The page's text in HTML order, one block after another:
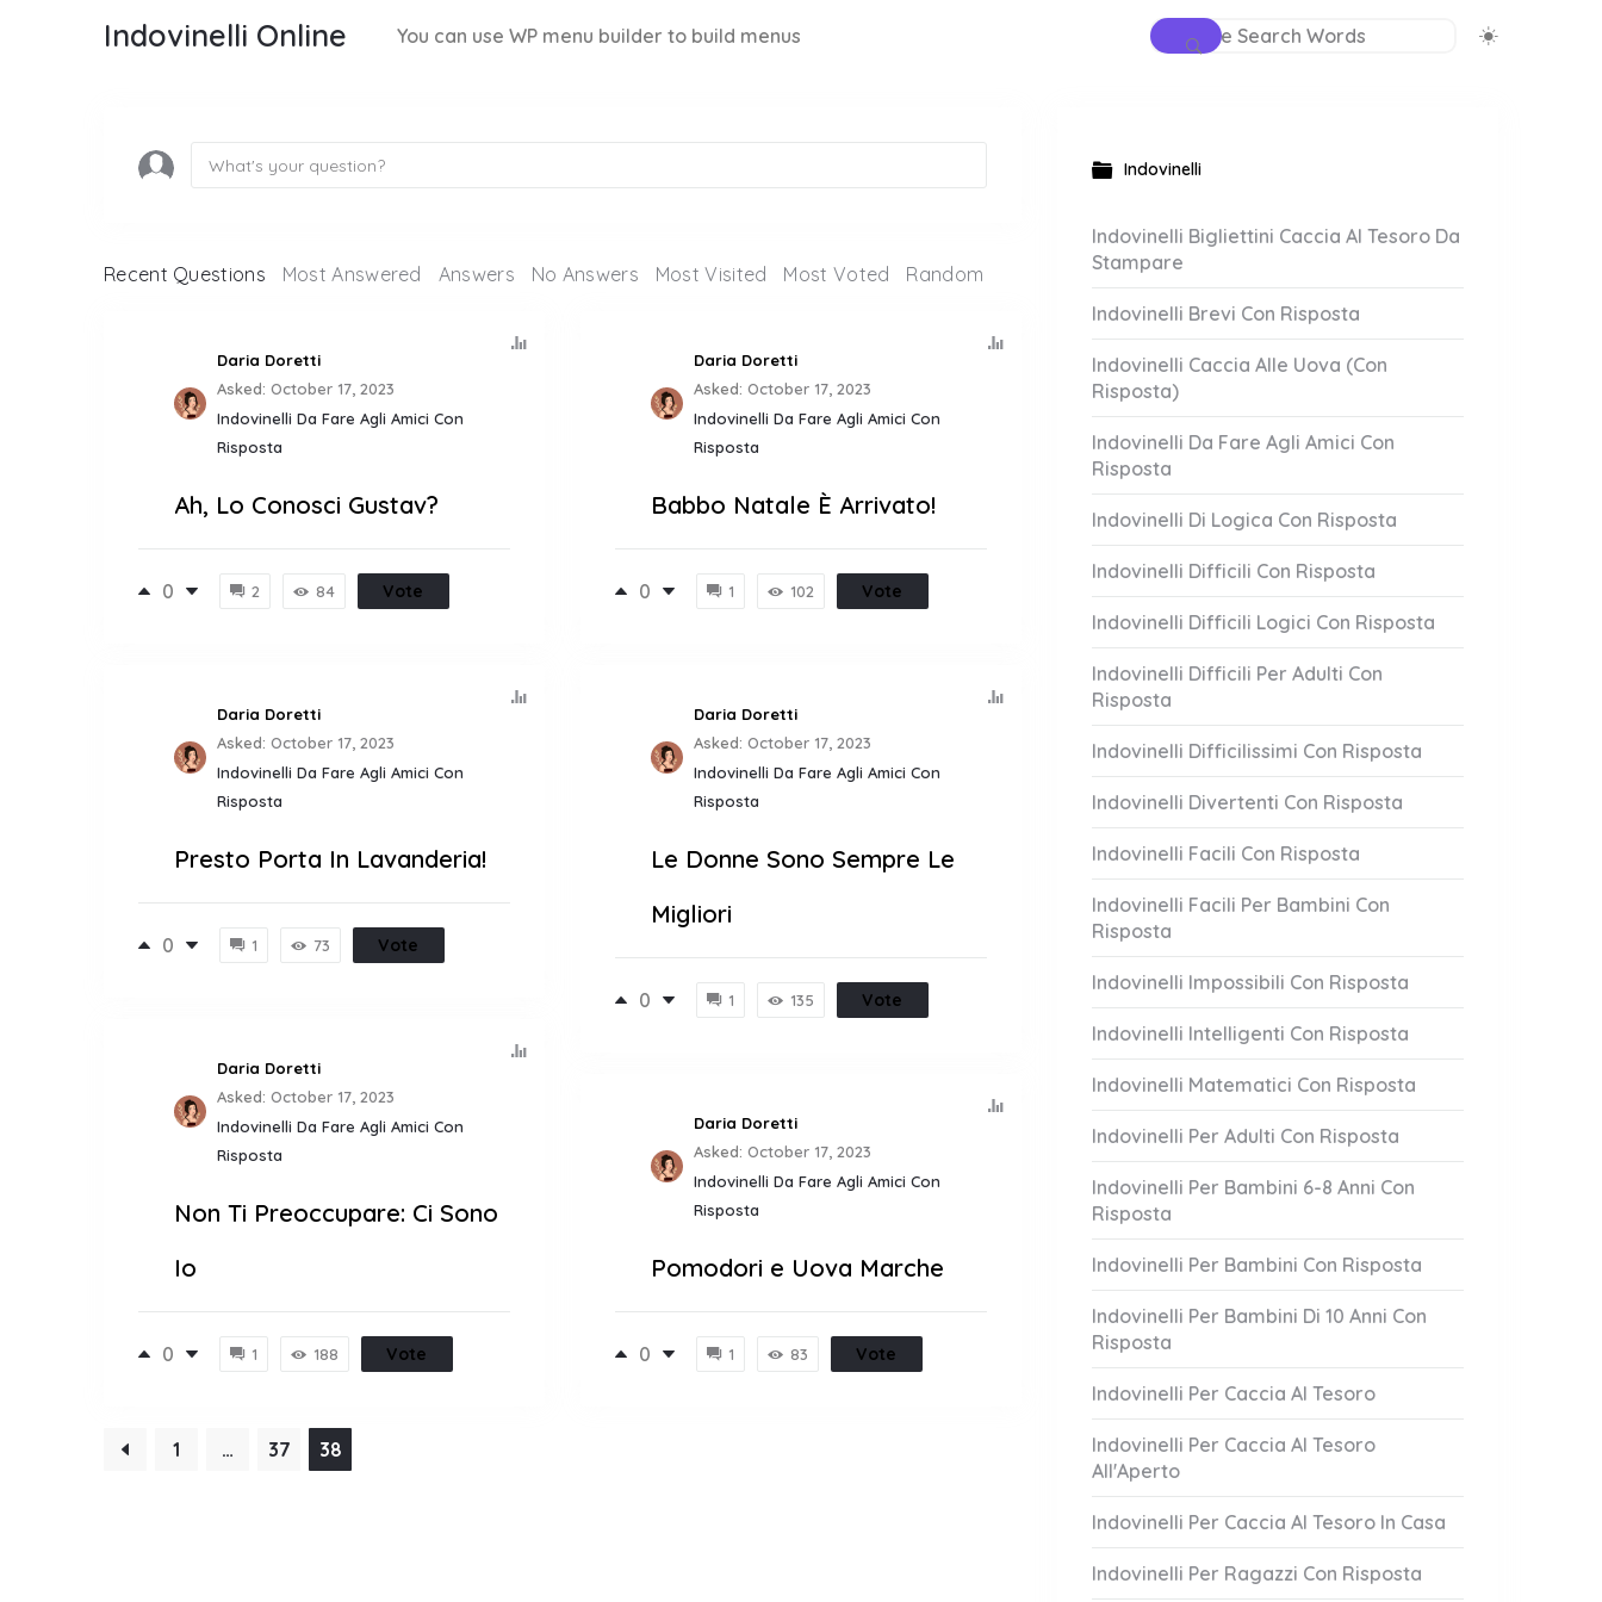
Indovinelli Online You can use WP menu builder to build menus
What's your question?
Recent Questions Most Answered Answers No Answers Most Visited Most Voted Random
Daria Doretti
Asked: October 17, 2023
Indovinelli Da Fare Agli Amici Con
Risposta
Ah, Lo Conosci Gustav?
0 2 84 Vote
Daria Doretti
Asked: October 17, 2023
Indovinelli Da Fare Agli Amici Con
Risposta
Babbo Natale È Arrivato!
0 1 102 Vote
Daria Doretti
Asked: October 17, 2023
Indovinelli Da Fare Agli Amici Con
Risposta
Presto Porta In Lavanderia!
0 1 73 Vote
Daria Doretti
Asked: October 17, 2023
Indovinelli Da Fare Agli Amici Con
Risposta
Le Donne Sono Sempre Le
Migliori
0 1 135 Vote
Daria Doretti
Asked: October 17, 2023
Indovinelli Da Fare Agli Amici Con
Risposta
Non Ti Preoccupare: Ci Sono
Io
0 1 188 Vote
Daria Doretti
Asked: October 17, 2023
Indovinelli Da Fare Agli Amici Con
Risposta
Pomodori e Uova Marche
0 1 83 Vote
1 … 37 38
Indovinelli
Indovinelli Bigliettini Caccia Al Tesoro Da
Stampare
Indovinelli Brevi Con Risposta
Indovinelli Caccia Alle Uova (Con
Risposta)
Indovinelli Da Fare Agli Amici Con
Risposta
Indovinelli Di Logica Con Risposta
Indovinelli Difficili Con Risposta
Indovinelli Difficili Logici Con Risposta
Indovinelli Difficili Per Adulti Con
Risposta
Indovinelli Difficilissimi Con Risposta
Indovinelli Divertenti Con Risposta
Indovinelli Facili Con Risposta
Indovinelli Facili Per Bambini Con
Risposta
Indovinelli Impossibili Con Risposta
Indovinelli Intelligenti Con Risposta
Indovinelli Matematici Con Risposta
Indovinelli Per Adulti Con Risposta
Indovinelli Per Bambini 6-8 Anni Con
Risposta
Indovinelli Per Bambini Con Risposta
Indovinelli Per Bambini Di 10 Anni Con
Risposta
Indovinelli Per Caccia Al Tesoro
Indovinelli Per Caccia Al Tesoro
All'Aperto
Indovinelli Per Caccia Al Tesoro In Casa
Indovinelli Per Ragazzi Con Risposta